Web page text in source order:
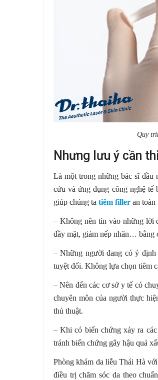
Quy
Nhưng lưu ý cần
Là một trong những bác sĩ đầu
cứu và ứng dụng công nghệ tế
giúp chúng ta tiêm filler an toàn
– Không nên tìn vào những lời
đầy mặt, giảm nếp nhăn… bằng
– Những người đang có ý định
tuyệt đối. Không lựa chọn tiêm
– Nên đến các cơ sở y tế có
chuyên môn của người thực
thủ thuật.
– Khi có biến chứng xảy ra
tránh biến chứng gây hậu quả
Phòng khám da liễu Thái Hà
điều trị chăm sóc da theo